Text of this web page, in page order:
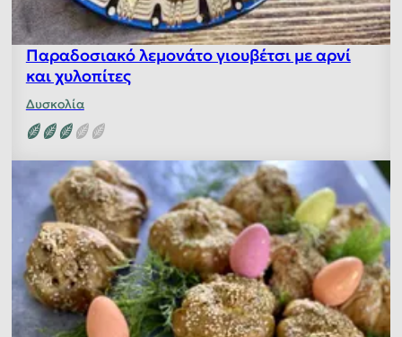
Παραδοσιακό λεμονάτο γιουβέτσι με αρνί
και χυλοπίτες
Δυσκολία